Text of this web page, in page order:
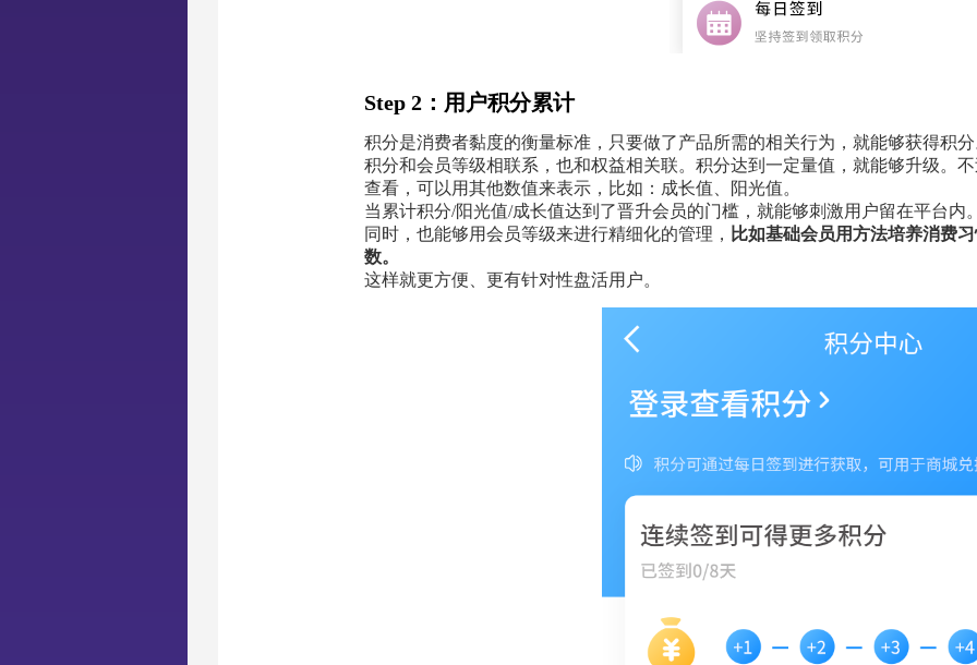
Step 2：用户积分累计
积分是消费者黏度的衡量标准，只要做了产品所需的相关行为，就能够获得积
积分和会员等级相联系，也和权益相关联。积分达到一定量值，就能够升级。
查看，可以用其他数值来表示，比如：成长值、阳光值。
当累计积分/阳光值/成长值达到了晋升会员的门槛，就能够刺激用户留在平台
同时，也能够用会员等级来进行精细化的管理， 比如基础会员用方法培养消费
数。
这样就更方便、更有针对性盘活用户。